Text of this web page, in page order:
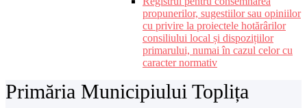
propunerilor, sugestiilor sau opiniilor
cu privire la proiectele hotărârilor
consiliului local și dispozițiilor
primarului, numai în cazul celor cu
caracter normativ
Primăria Municipiului Toplița